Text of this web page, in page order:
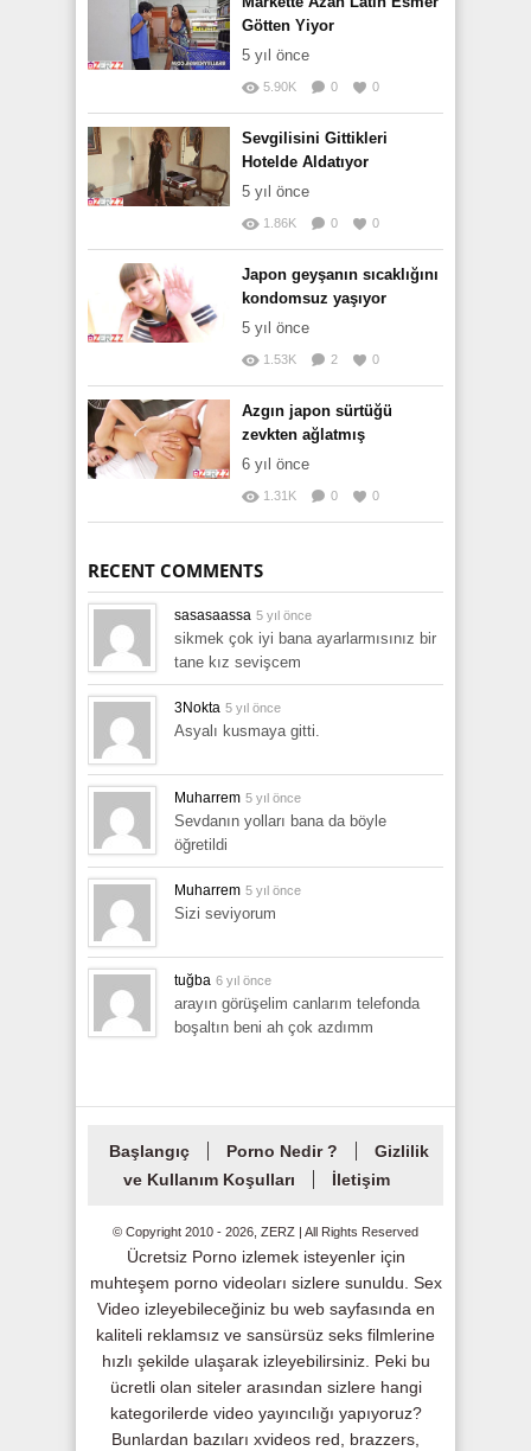
Götten Yiyor
5 yıl önce
5.90K 0 0
Sevgilisini Gittikleri
Hotelde Aldatıyor
5 yıl önce
1.86K 0 0
Japon geyşanın sıcaklığını
kondomsuz yaşıyor
5 yıl önce
1.53K 2 0
Azgın japon sürtüğü
zevkten ağlatmış
6 yıl önce
1.31K 0 0
RECENT COMMENTS
sasasaassa 5 yıl önce
sikmek çok iyi bana ayarlarmısınız bir
tane kız sevişcem
3Nokta 5 yıl önce
Asyalı kusmaya gitti.
Muharrem 5 yıl önce
Sevdanın yolları bana da böyle
öğretildi
Muharrem 5 yıl önce
Sizi seviyorum
tuğba 6 yıl önce
arayın görüşelim canlarım telefonda
boşaltın beni ah çok azdımm
Başlangıç Porno Nedir ?
Gizlilik
ve Kullanım Koşulları
İletişim
© Copyright 2010 - 2026, ZERZ | All Rights Reserved
Ücretsiz Porno izlemek isteyenler için
muhteşem porno videoları sizlere sunuldu. Sex
Video izleyebileceğiniz bu web sayfasında en
kaliteli reklamsız ve sansürsüz seks filmlerine
hızlı şekilde ulaşarak izleyebilirsiniz. Peki bu
ücretli olan siteler arasından sizlere hangi
kategorilerde video yayıncılığı yapıyoruz?
Bunlardan bazıları xvideos red, brazzers,